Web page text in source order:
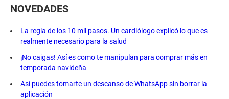
NOVEDADES
La regla de los 10 mil pasos. Un cardiólogo explicó lo que es
realmente necesario para la salud
¡No caigas! Así es como te manipulan para comprar más en
temporada navideña
Así puedes tomarte un descanso de WhatsApp sin borrar la
aplicación